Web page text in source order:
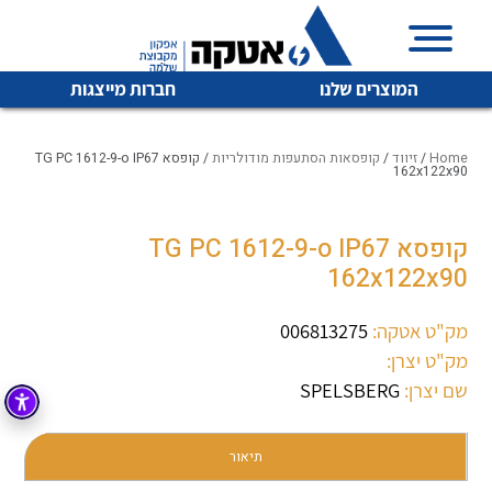
המוצרים שלנו חברות מייצגות
איכות | שרות | זמינות
אטקה בע”מ היא החברה הגדולה והמובילה בישראל בשיווק
מיתוג, בקרה , ואינסטלציה חשמלית ופעילה ב7 תחומים:
חשמל
קופסאות וארונות לחשמל, בקרה ואלקטרוניקה
לכל מוצרי היצרן לכל מוצרי היצרן
Home
/זיווד/ קופסאות הסתעפות מודולריות / קופסא TG PC 1612-9-o IP67
162x122x90
קופסא TG PC 1612-9-o IP67
162x122x90
מק"ט אטקה: 006813275
מק"ט יצרן:
שם יצרן: SPELSBERG
תיאור